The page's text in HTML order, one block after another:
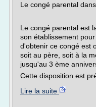
Le congé parental
Le congé parental est
son établissement
d'obtenir ce congé est
soit au père, soit à la
jusqu'au 3 ème
Cette disposition est
Lire la suite